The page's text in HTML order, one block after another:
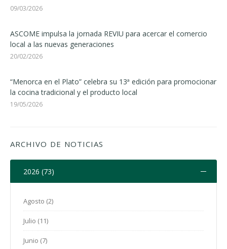
09/03/2026
ASCOME impulsa la jornada REVIU para acercar el comercio
local a las nuevas generaciones
20/02/2026
“Menorca en el Plato” celebra su 13ª edición para promocionar
la cocina tradicional y el producto local
19/05/2026
ARCHIVO DE NOTICIAS
2026 (73)
Agosto (2)
Julio (11)
Junio (7)